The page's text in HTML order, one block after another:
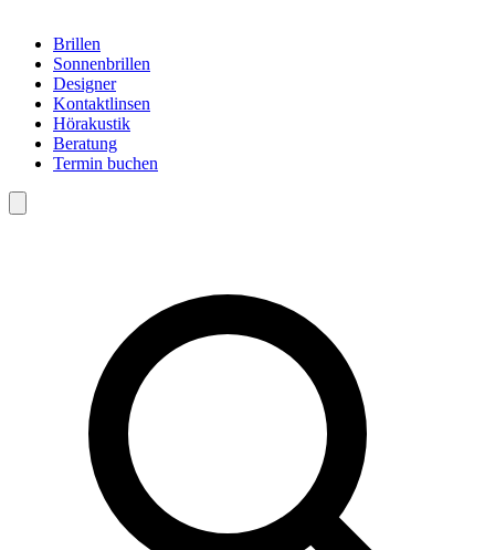
Brillen
Sonnenbrillen
Designer
Kontaktlinsen
Hörakustik
Beratung
Termin buchen